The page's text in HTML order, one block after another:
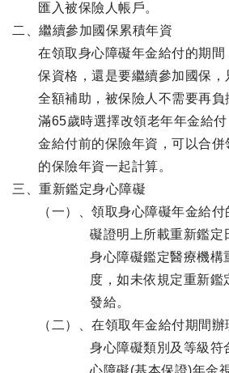
匯入被保險人帳戶。
二、繼續參加國保累積年資
在領取身心障礙年金給付的期
保資格，還是要繼續參加國保
全額補助，被保險人不需要再
滿65歲時選擇改領老年年金給
金給付前的保險年資，可以合
的保險年資一起計算。
三、重新鑑定身心障礙
（一）、領取身心障礙年金給
礙證明上所載重新鑑定
身心障礙鑑定醫療機構
度，如未依規定重新鑑
發給。
（二）、在領取年金給付期間
身心障礙類別及等級符
心障礙(基本保證)年金